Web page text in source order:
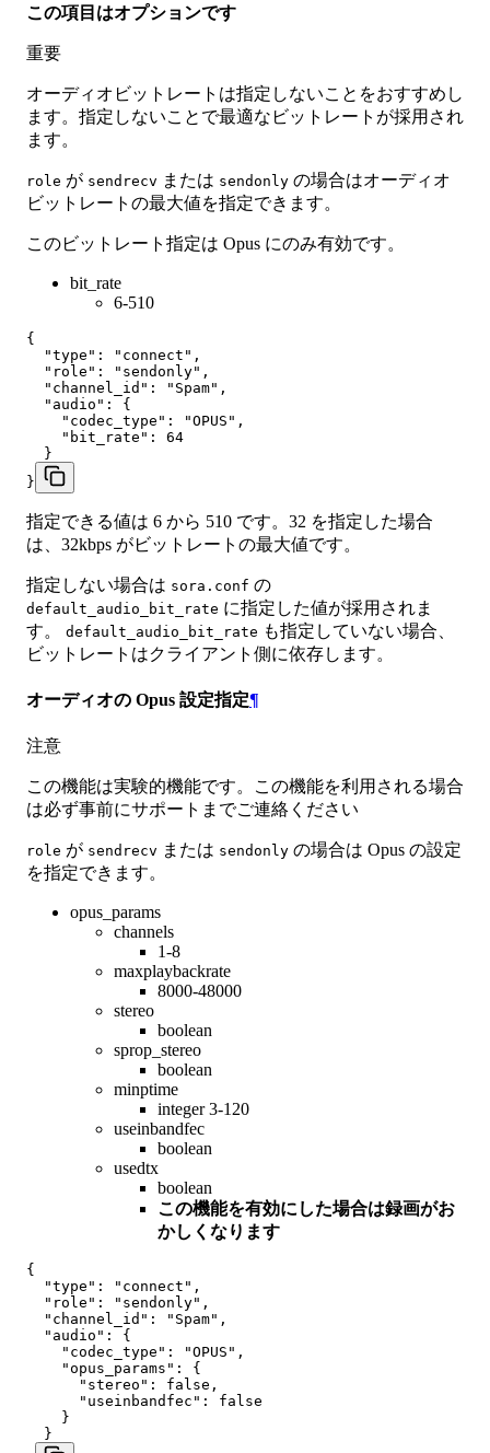
この項目はオプションです
重要
オーディオビットレートは指定しないことをおすすめし
ます。指定しないことで最適なビットレートが採用され
ます。
role が sendrecv または sendonly の場合はオーディオ
ビットレートの最大値を指定できます。
このビットレート指定は Opus にのみ有効です。
bit_rate
6-510
{
  "type": "connect",
  "role": "sendonly",
  "channel_id": "Spam",
  "audio": {
    "codec_type": "OPUS",
    "bit_rate": 64
  }
}
指定できる値は 6 から 510 です。32 を指定した場合
は、32kbps がビットレートの最大値です。
指定しない場合は sora.conf の
default_audio_bit_rate に指定した値が採用されま
す。 default_audio_bit_rate も指定していない場合、
ビットレートはクライアント側に依存します。
オーディオの Opus 設定指定¶
注意
この機能は実験的機能です。この機能を利用される場合
は必ず事前にサポートまでご連絡ください
role が sendrecv または sendonly の場合は Opus の設定
を指定できます。
opus_params
channels
1-8
maxplaybackrate
8000-48000
stereo
boolean
sprop_stereo
boolean
minptime
integer 3-120
useinbandfec
boolean
usedtx
boolean
この機能を有効にした場合は録画がお
かしくなります
{
  "type": "connect",
  "role": "sendonly",
  "channel_id": "Spam",
  "audio": {
    "codec_type": "OPUS",
    "opus_params": {
      "stereo": false,
      "useinbandfec": false
    }
  }